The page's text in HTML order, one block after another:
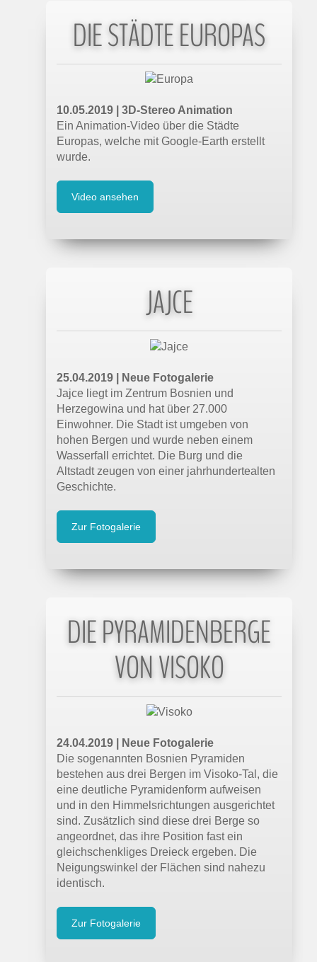
DIE STÄDTE EUROPAS
10.05.2019 | 3D-Stereo Animation
Ein Animation-Video über die Städte
Europas, welche mit Google-Earth erstellt
wurde.
Video ansehen
JAJCE
25.04.2019 | Neue Fotogalerie
Jajce liegt im Zentrum Bosnien und
Herzegowina und hat über 27.000
Einwohner. Die Stadt ist umgeben von
hohen Bergen und wurde neben einem
Wasserfall errichtet. Die Burg und die
Altstadt zeugen von einer jahrhundertealten
Geschichte.
Zur Fotogalerie
DIE PYRAMIDENBERGE
VON VISOKO
24.04.2019 | Neue Fotogalerie
Die sogenannten Bosnien Pyramiden
bestehen aus drei Bergen im Visoko-Tal, die
eine deutliche Pyramidenform aufweisen
und in den Himmelsrichtungen ausgerichtet
sind. Zusätzlich sind diese drei Berge so
angeordnet, das ihre Position fast ein
gleichschenkliges Dreieck ergeben. Die
Neigungswinkel der Flächen sind nahezu
identisch.
Zur Fotogalerie